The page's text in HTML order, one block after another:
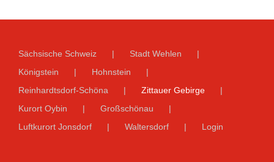
Sächsische Schweiz
Stadt Wehlen
Königstein
Hohnstein
Reinhardtsdorf-Schöna
Zittauer Gebirge
Kurort Oybin
Großschönau
Luftkurort Jonsdorf
Waltersdorf Login